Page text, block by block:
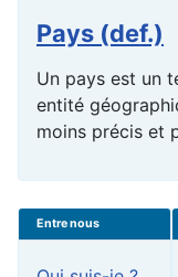
Pays (def.)
Un pays est un
entité
moins précis et
Entre nous